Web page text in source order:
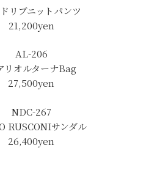
リブニットパンツ
21,200yen
AL-206
リオルターナBag
27,500yen
NDC-267
RUSCONIサンダル
26,400yen